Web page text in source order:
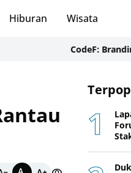
Hiburan Wisata
CodeF: Branding